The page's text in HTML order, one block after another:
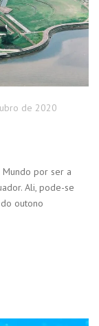
de 2020
por ser a
Ali, pode-se
outono